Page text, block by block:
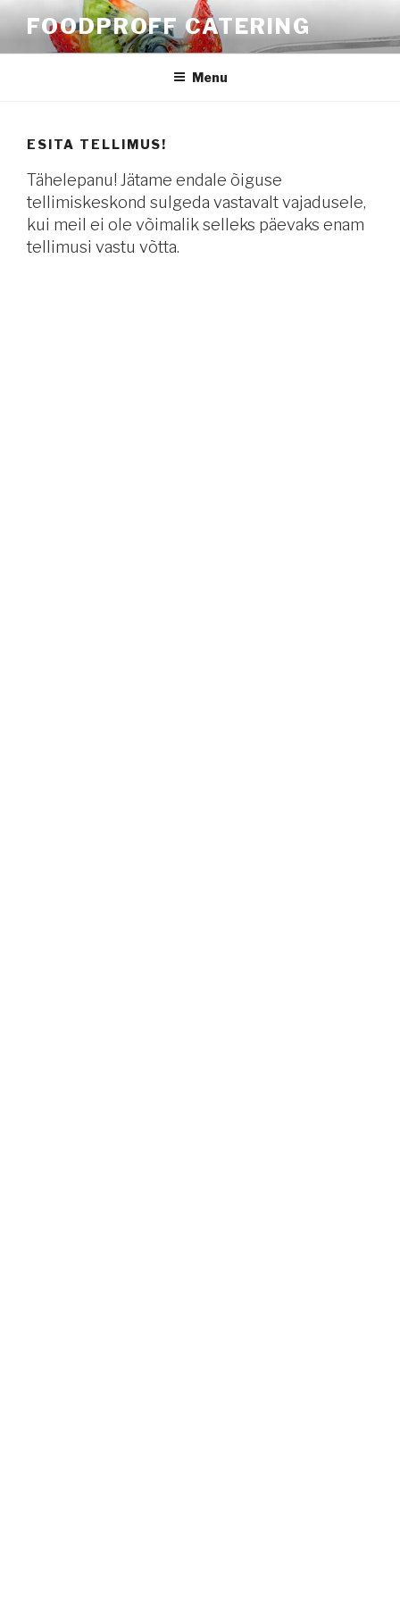
Skip
content
FOODPROFF CATERING
Menu
ESITA TELLIMUS!
Tähelepanu! Jätame endale õiguse
tellimiskeskond sulgeda vastavalt vajadusele,
kui meil ei ole võimalik selleks päevaks enam
tellimusi vastu võtta.